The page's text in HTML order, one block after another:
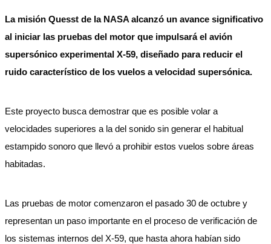
La misión Quesst de la NASA alcanzó un avance significativo
al iniciar las pruebas del motor que impulsará el avión
supersónico experimental X-59, diseñado para reducir el
ruido característico de los vuelos a velocidad supersónica.
Este proyecto busca demostrar que es posible volar a
velocidades superiores a la del sonido sin generar el habitual
estampido sonoro que llevó a prohibir estos vuelos sobre áreas
habitadas.
Las pruebas de motor comenzaron el pasado 30 de octubre y
representan un paso importante en el proceso de verificación de
los sistemas internos del X-59, que hasta ahora habían sido